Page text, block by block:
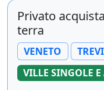
Privato
terra
VENETO
VILLE SINGOLE E